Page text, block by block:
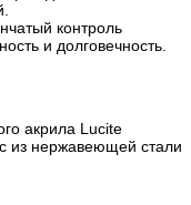
контроль
и долговечность.
акрила Lucite
из нержавеющей стали